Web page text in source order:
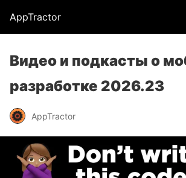
AppTractor
Видео и подкасты о
разработке 2026.23
AppTractor